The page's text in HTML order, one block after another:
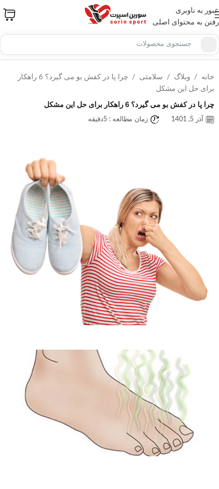
عبور به ناوبری
رفتن به محتوای اصلی
خانه / وبلاگ / سلامتی /
چرا پا در کفش بو می گیرد؟ 6 راهکار
برای حل این مشکل
چرا پا در کفش بو می گیرد؟ 6 راهکار برای حل این مشکل
آذر 5, 1401 زمان مطالعه : 5دقیقه